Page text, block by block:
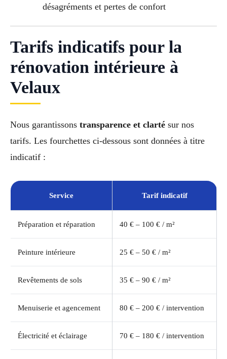
désagréments et pertes de confort
Tarifs indicatifs pour la
rénovation intérieure à
Velaux
Nous garantissons transparence et clarté sur nos
tarifs. Les fourchettes ci-dessous sont données à titre
indicatif :
Service Tarif indicatif
Préparation et réparation 40 € – 100 € / m²
Peinture intérieure 25 € – 50 € / m²
Revêtements de sols 35 € – 90 € / m²
Menuiserie et agencement 80 € – 200 € / intervention
Électricité et éclairage 70 € – 180 € / intervention